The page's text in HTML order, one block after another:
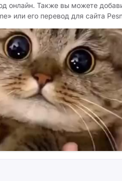
онлайн. Также вы можете
или его перевод для сайта